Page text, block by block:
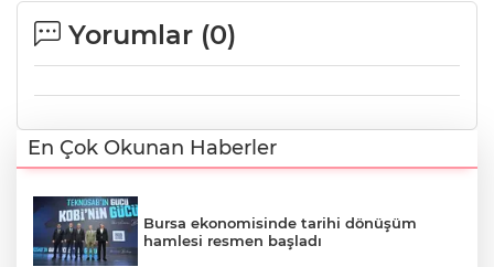
Yorumlar (0)
En Çok Okunan Haberler
Bursa ekonomisinde tarihi dönüşüm
hamlesi resmen başladı